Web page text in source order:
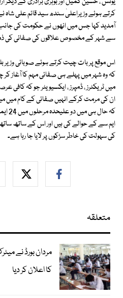
کرتے ہوئے وزیراعلیٰ سندھ سید قائم علی
آمدید کہا جس میں انھوں نے حکومت کی
سے شہر کے مخصوص علاقوں کی صفائی کی
اس موقع پر بات چیت کرتے ہوئے صوبائی
کہ وہ شہر میں پہلے ہی صفائی مہم کا آغاز کر
میں ٹریکٹرز ، ڈمپرز ، ایکسیویٹر جو کہ کافی
ان کی مرمت کرکے انہیں صفائی کے کام میں
کی سہولت کی خاطر سڑکوں پر لایا جا رہا ہے۔
متعلقہ
مردان بورڈ نے
کا اعلان کر دیا